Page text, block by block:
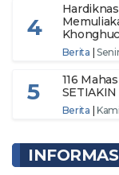
4
Berita |
5
116
Berita |